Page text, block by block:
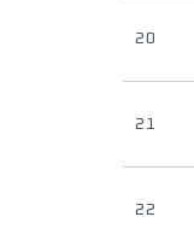
20
21
22